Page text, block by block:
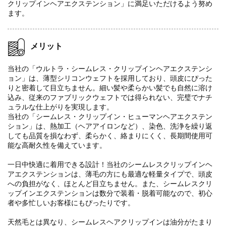
クリップインヘアエクステンション」に満足いただけるよう努め
ます。
メリット
当社の「ウルトラ・シームレス・クリップインヘアエクステンシ
ョン」は、薄型シリコンウェフトを採用しており、頭皮にぴった
りと密着して目立ちません。細い髪や柔らかい髪でも自然に溶け
込み、従来のファブリックウェフトでは得られない、完璧でナチ
ュラルな仕上がりを実現します。
当社の「シームレス・クリップイン・ヒューマンヘアエクステン
ション」は、熱加工（ヘアアイロンなど）、染色、洗浄を繰り返
しても品質を損なわず、柔らかく、絡まりにくく、長期間使用可
能な高耐久性を備えています。
一日中快適に着用できる設計！当社のシームレスクリップインヘ
アエクステンションは、薄毛の方にも最適な軽量タイプで、頭皮
への負担がなく、ほとんど目立ちません。また、シームレスクリ
ップインエクステンションは数分で装着・脱着可能なので、初心
者や多忙しいお客様にもぴったりです。
天然毛とは異なり、シームレスヘアクリップインは油分がたまり